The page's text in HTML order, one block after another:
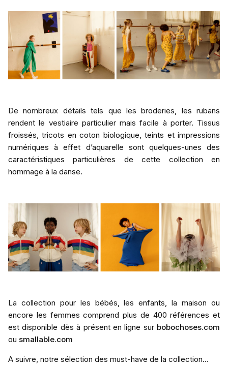
De nombreux détails tels que les broderies, les rubans
rendent le vestiaire particulier mais facile à porter. Tissus
froissés, tricots en coton biologique, teints et impressions
numériques à effet d’aquarelle sont quelques-unes des
caractéristiques particulières de cette collection en
hommage à la danse.
La collection pour les bébés, les enfants, la maison ou
encore les femmes comprend plus de 400 références et
est disponible dès à présent en ligne sur bobochoses.com
ou smallable.com
A suivre, notre sélection des must-have de la collection…